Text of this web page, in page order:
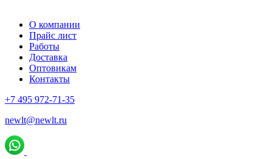
О компании
Прайс лист
Работы
Доставка
Оптовикам
Контакты
+7 495 972-71-35
newlt@newlt.ru